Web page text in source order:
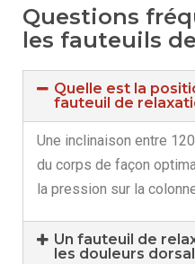
Questions
les fauteuils
Quelle est la
fauteuil de
Une inclinaison entre
du corps de façon
la pression sur la
Un fauteuil de
les douleurs